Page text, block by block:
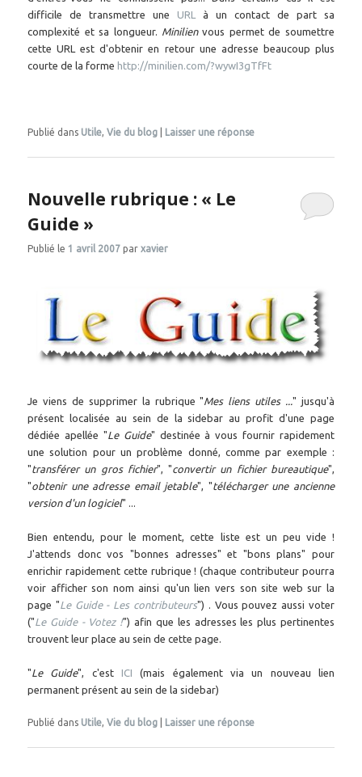
difficile de transmettre uneURL
à un contact de part sa
complexité et sa longueur. Minilienvous permet de soumettre
cette URL est d'obtenir en retour une adresse beaucoup plus
courte de la formehttp://minilien.com/?wywI3gTfFt
Publié dans Utile,Vie du blog Laisser une réponse
Nouvelle rubrique : « Le
Guide »
Publié le1 avril 2007 parxavier
Je viens de supprimer la rubrique "Mes liens utiles ..." jusqu'à
présent localisée au sein de la sidebar au profit d'une page
dédiée apellée "Le Guide" destinée à vous fournir rapidement
une solution pour un problème donné, comme par exemple :
"transférer un gros fichier", "convertir un fichier bureautique",
"obtenir une adresse email jetable", "télécharger une ancienne
version d'un logiciel" ...
Bien entendu, pour le moment, cette liste est un peu vide !
J'attends donc vos "bonnes adresses" et "bons plans" pour
enrichir rapidement cette rubrique ! (chaque contributeur pourra
voir afficher son nom ainsi qu'un lien vers son site web sur la
page "Le Guide - Les contributeurs") . Vous pouvez aussi voter
("Le Guide - Votez !") afin que les adresses les plus pertinentes
trouvent leur place au sein de cette page.
"Le Guide", c'estICI (mais également via un nouveau lien
permanent présent au sein de la sidebar)
Publié dans Utile,Vie du blog Laisser une réponse